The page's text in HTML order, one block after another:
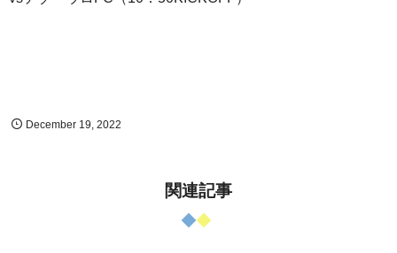
December 19 ,2022
関連記事